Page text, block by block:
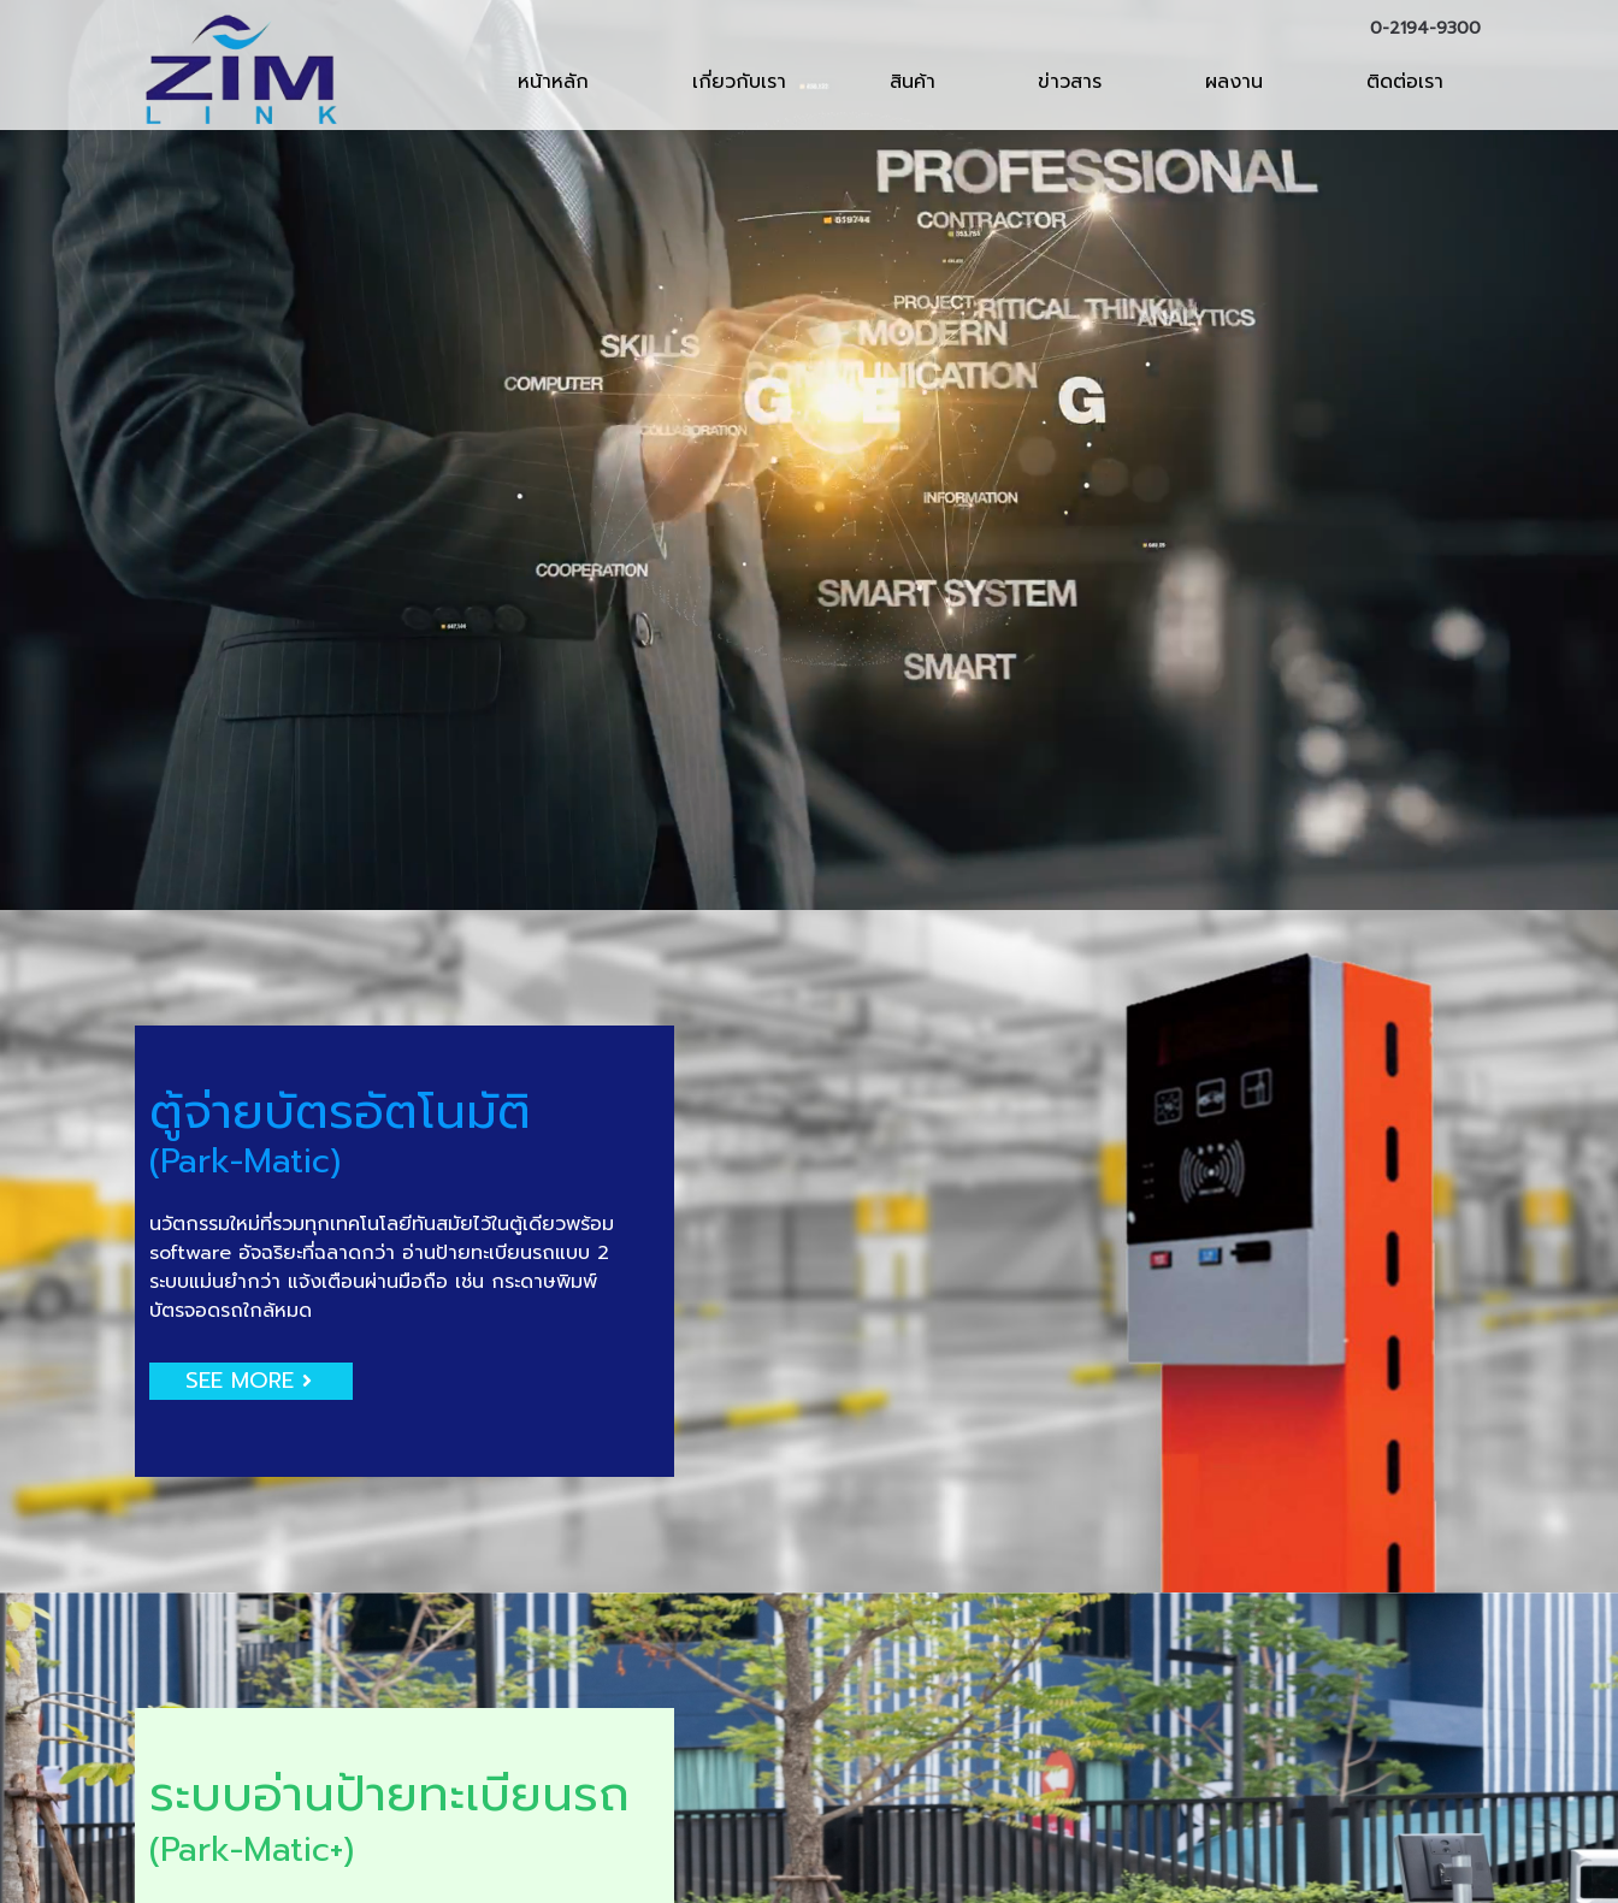
0-2194-9300
หน้าหลัก เกี่ยวกับเรา สินค้า ข่าวสาร ผลงาน ติดต่อเรา
ตู้จ่ายบัตรอัตโนมัติ
(Park-Matic)
นวัตกรรมใหม่ที่รวมทุกเทคโนโลยีทันสมัยไว้ในตู้เดียวพร้อม
software อัจฉริยะที่ฉลาดกว่า อ่านป้ายทะเบียนรถแบบ 2
ระบบแม่นยำกว่า แจ้งเตือนผ่านมือถือ เช่น กระดาษพิมพ์
บัตรจอดรถใกล้หมด
SEE MORE
ระบบอ่านป้ายทะเบียนรถ
(Park-Matic+)